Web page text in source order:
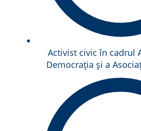
Activist civic în cadrul
Democrația și a